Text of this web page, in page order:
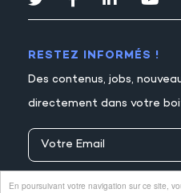
En poursuivant votre navigation sur ce site,
RESTEZ INFORMÉS !
Des contenus, jobs,
directement dans votre